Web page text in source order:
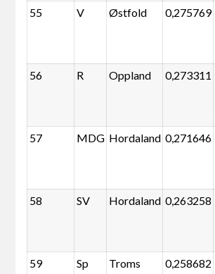
55
V Østfold 0,275769
56
R Oppland 0,273311
57
MDG Hordaland 0,271646
58
SV Hordaland 0,263258
59
Sp Troms 0,258682